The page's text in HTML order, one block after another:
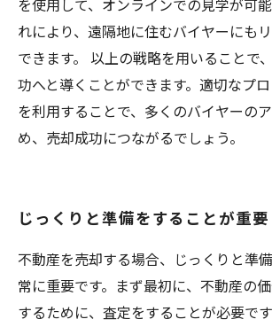
を使用して、オンラインでの見学が可
れにより、遠隔地に住むバイヤーにも
できます。 以上の戦略を用いることで
功へと導くことができます。適切なプ
を利用することで、多くのバイヤーの
め、売却成功につながるでしょう。
じっくりと準備をすることが重要
不動産を売却する場合、じっくりと準
常に重要です。まず最初に、不動産の
するために、査定をすることが必要で